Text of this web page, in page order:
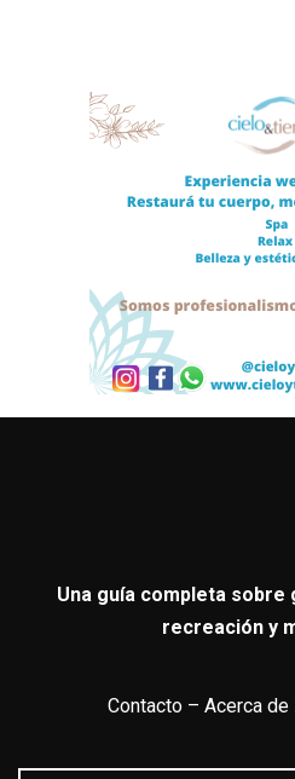
Una guía completa
recreación y
Contacto– Acerca de